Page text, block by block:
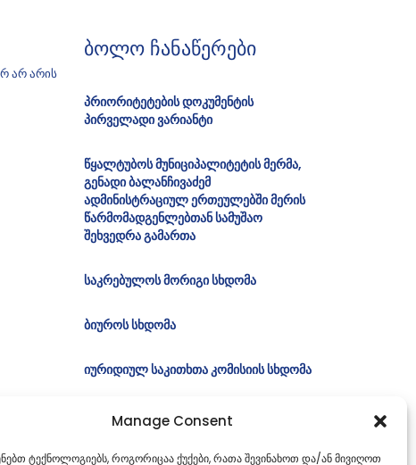
Manage Consent
ტექნოლოგიებს, როგორიცაა ქუქები, რათა შევინახოთ და/ან მივიღოთ
არ არის
ბოლო ჩანაწერები
პრიორიტეტების დოკუმენტის
პირველადი ვარიანტი
წყალტუბოს მუნიციპალიტეტის მერმა,
გენადი ბალანჩივაძემ
ადმინისტრაციულ ერთეულებში მერის
წარმომადგენლებთან სამუშაო
შეხვედრა გამართა
საკრებულოს მორიგი სხდომა
ბიუროს სხდომა
იურიდიულ საკითხთა კომისიის სხდომა